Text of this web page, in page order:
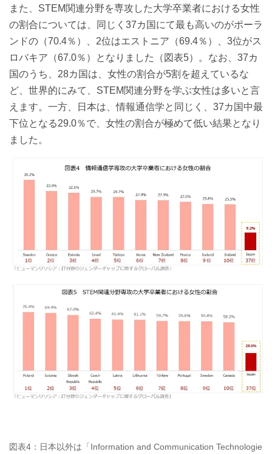
また、STEM関連分野を専攻した大学卒業者における女性
の割合については、同じく37カ国にて最も高いのがポーラ
ンドの（70.4％）、2位はエストニア（69.4％）、3位がス
ロバキア（67.0％）となりました（図表5）。なお、37カ
国のうち、28カ国は、女性の割合が5割を超えているな
ど、世界的にみて、STEM関連分野を学ぶ女性は多いと言
えます。一方、日本は、情報通信学と同じく、37カ国中最
下位となる29.0％で、女性の割合が極めて低い結果となり
ました。
図表4：日本以外は「Information and Communication Technologie